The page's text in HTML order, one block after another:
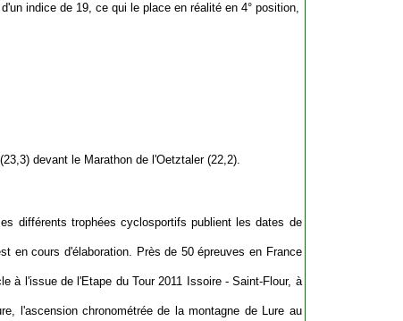
indice de 19, ce qui le place en réalité en 4° position,
devant le Marathon de l'Oetztaler (22,2).
différents trophées cyclosportifs publient les dates de
en cours d'élaboration. Près de 50 épreuves en France
à l'issue de l'Etape du Tour 2011 Issoire - Saint-Flour, à
l'ascension chronométrée de la montagne de Lure au